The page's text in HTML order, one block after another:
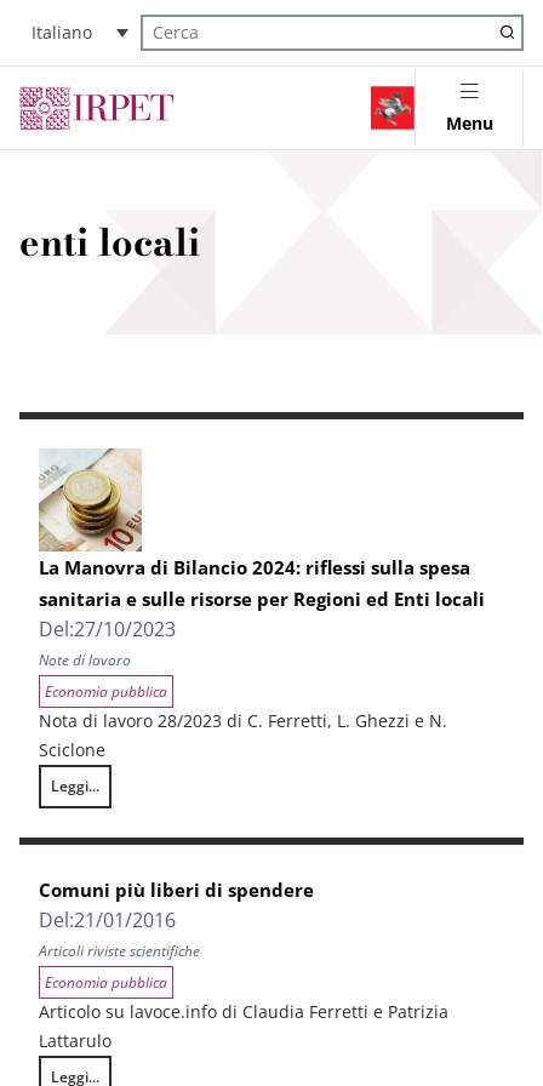
Italiano
Cerca nel sito
Menu
enti locali
La Manovra di Bilancio 2024: riflessi sulla spesa
sanitaria e sulle risorse per Regioni ed Enti locali
Del:27/10/2023
Note di lavoro
Economia pubblica
Nota di lavoro 28/2023 di C. Ferretti, L. Ghezzi e N.
Sciclone
Leggi...
La Manovra di Bilancio 2024: riflessi sulla spesa sanitaria e sulle
Comuni più liberi di spendere
Del:21/01/2016
Articoli riviste scientifiche
Economia pubblica
Articolo su lavoce.info di Claudia Ferretti e Patrizia
Lattarulo
Leggi...